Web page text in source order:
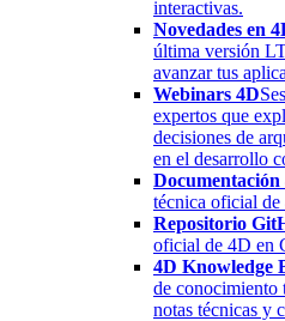
interactivas.
Novedades en
última versión
avanzar tus
Webinars 4D
expertos que
decisiones de
en el desarrollo
Documentación
técnica oficial de
Repositorio
oficial de 4D en
4D Knowledge
de conocimiento
notas técnicas y